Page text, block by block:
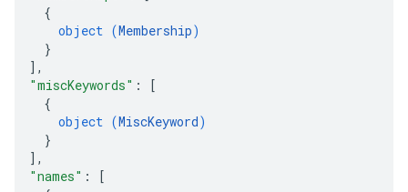
{
object (Membership)
}
] ,
"miscKeywords" :
[
{
object (MiscKeyword)
}
] ,
"names" :
[